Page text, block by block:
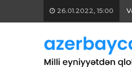
26.01.2022, 15:00